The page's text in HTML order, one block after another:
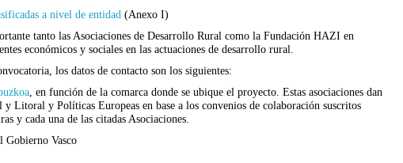
a nivel de entidad (Anexo I)
tanto las Asociaciones de Desarrollo Rural como la Fundación HAZI en
económicos y sociales en las actuaciones de desarrollo rural.
los datos de contacto son los siguientes:
, en función de la comarca donde se ubique el proyecto. Estas asociaciones dan
y Políticas Europeas en base a los convenios de colaboración suscritos
y cada una de las citadas Asociaciones.
Vasco